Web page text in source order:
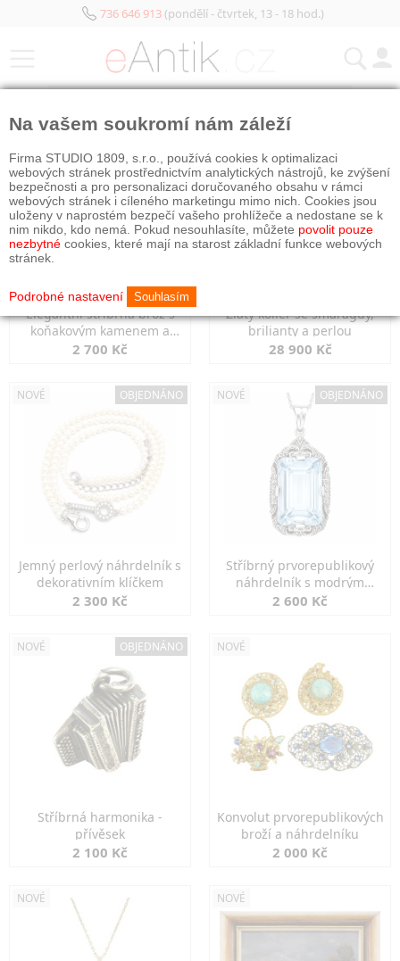
736 646 913(pondělí - čtvrtek, 13 - 18 hod.)
Elegantní stříbrná brož s
koňakovým kamenem a
markazity
2 700 Kč
Zlatý kolier se smaragdy,
brilianty a perlou
28 900 Kč
NOVÉ OBJEDNÁNO
Jemný perlový náhrdelník s
dekorativním klíčkem
2 300 Kč
NOVÉ OBJEDNÁNO
Stříbrný prvorepublikový
náhrdelník s modrým
spinelem
2 600 Kč
NOVÉ OBJEDNÁNO
Stříbrná harmonika -
přívěsek
2 100 Kč
NOVÉ
Konvolut prvorepublikových
broží a náhrdelníku
2 000 Kč
NOVÉ NOVÉ
Na vašem soukromí nám záleží
Firma STUDIO 1809, s.r.o., používá cookies k optimalizaci
webových stránek prostřednictvím analytických nástrojů, ke zvýšení
bezpečnosti a pro personalizaci doručovaného obsahu v rámci
webových stránek i cíleného marketingu mimo nich. Cookies jsou
uloženy v naprostém bezpečí vašeho prohlížeče a nedostane se k
nim nikdo, kdo nemá. Pokud nesouhlasíte, můžete povolit pouze
nezbytné cookies, které mají na starost základní funkce webových
stránek.
Podrobné nastavení Souhlasím